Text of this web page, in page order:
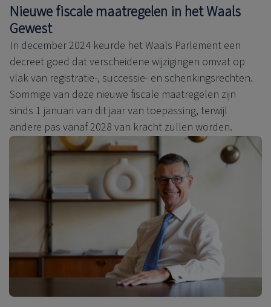
Nieuwe fiscale maatregelen in het Waals
Gewest
In december 2024 keurde het Waals Parlement een
decreet goed dat verscheidene wijzigingen omvat op
vlak van registratie-, successie- en schenkingsrechten.
Sommige van deze nieuwe fiscale maatregelen zijn
sinds 1 januari van dit jaar van toepassing, terwijl
andere pas vanaf 2028 van kracht zullen worden.